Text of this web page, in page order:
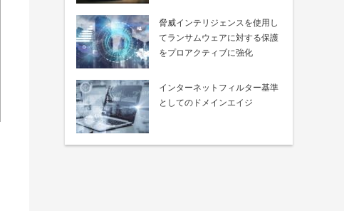
脅威インテリジェンスを使用し
てランサムウェアに対する保護
をプロアクティブに強化
インターネットフィルター基準
としてのドメインエイジ